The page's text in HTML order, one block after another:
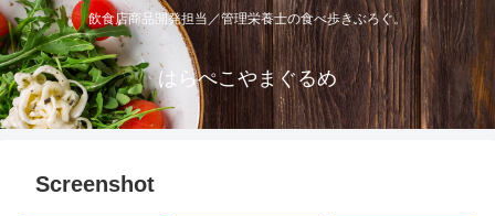
飲食店商品開発担当／管理栄養士の食べ歩きぶろぐ。
はらぺこやまぐるめ
Screenshot